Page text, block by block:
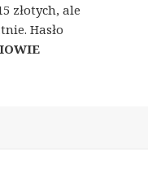
złotych, ale
Hasło